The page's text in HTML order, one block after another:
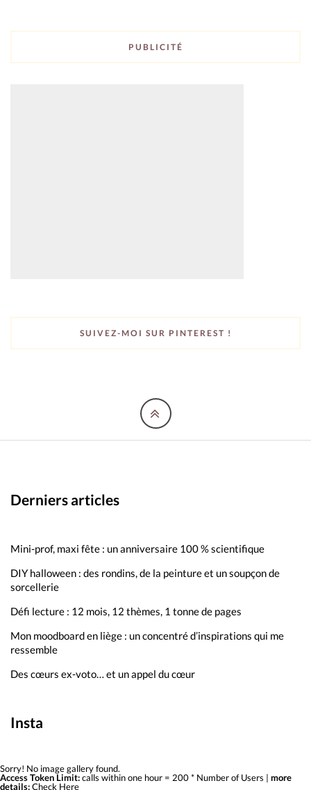
PUBLICITÉ
SUIVEZ-MOI SUR PINTEREST !
Derniers articles
Mini-prof, maxi fête : un anniversaire 100 % scientifique
DIY halloween : des rondins, de la peinture et un soupçon de
sorcellerie
Défi lecture : 12 mois, 12 thèmes, 1 tonne de pages
Mon moodboard en liège : un concentré d’inspirations qui me
ressemble
Des cœurs ex-voto… et un appel du cœur
Insta
Sorry! No image gallery found.
Access Token Limit:calls within one hour = 200 * Number of Users | more
details:Check Here